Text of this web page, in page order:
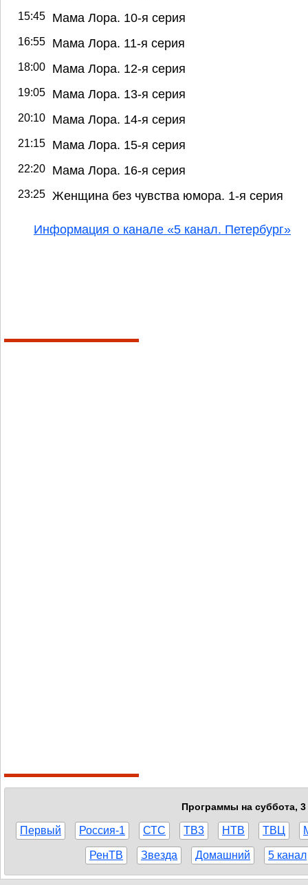
15:45 Мама Лора. 10-я серия
16:55 Мама Лора. 11-я серия
18:00 Мама Лора. 12-я серия
19:05 Мама Лора. 13-я серия
20:10 Мама Лора. 14-я серия
21:15 Мама Лора. 15-я серия
22:20 Мама Лора. 16-я серия
23:25 Женщина без чувства юмора. 1-я серия
Информация о канале «5 канал. Петербург»
Программы на суббота, 3
Первый Россия-1 СТС ТВ3 НТВ ТВЦ
РенТВ Звезда Домашний 5 канал